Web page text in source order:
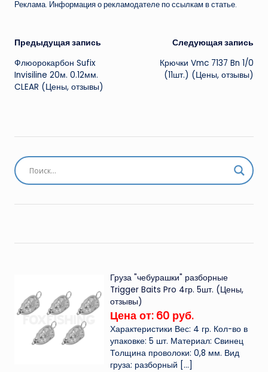
Реклама. Информация о рекламодателе по ссылкам в статье.
Навигация
записи
Предыдущая запись
Флюорокарбон Sufix
Invisiline 20м. 0.12мм.
CLEAR (Цены, отзывы)
Следующая запись
Крючки Vmc 7137 Bn 1/0
(11шт.) (Цены, отзывы)
Груза "чебурашки" разборные
Trigger Baits Pro 4гр. 5шт. (Цены,
отзывы)
Цена от: 60 руб.
Характеристики Вес: 4 гр. Кол-во в
упаковке: 5 шт. Материал: Свинец
Толщина проволоки: 0,8 мм. Вид
груза: разборный […]